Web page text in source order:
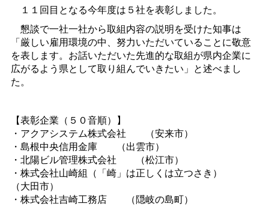
１１回目となる今年度は５社を表彰しました。
懇談で一社一社から取組内容の説明を受けた知事は
「厳しい雇用環境の中、努力いただいていることに敬意
を表します。お話いただいた先進的な取組が県内企業に
広がるよう県として取り組んでいきたい」と述べまし
た。
【表彰企業（５０音順）】
・アクアシステム株式会社
（安来市）
・島根中央信用金庫
（出雲市）
・北陽ビル管理株式会社
（松江市）
・株式会社山崎組（「崎」は正しくは立つさき ）
（大田市）
・株式会社吉崎工務店 （隠岐の島町）